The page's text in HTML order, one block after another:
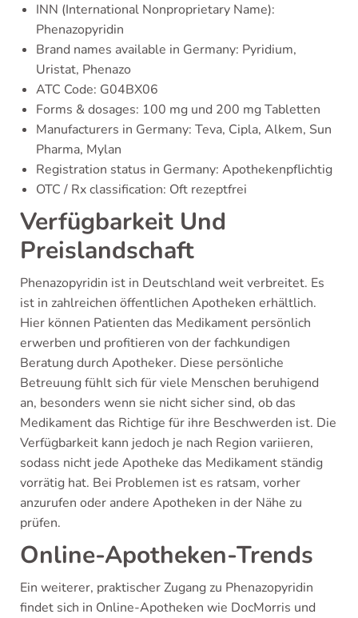
INN (International Nonproprietary Name):
Phenazopyridin
Brand names available in Germany: Pyridium,
Uristat, Phenazo
ATC Code: G04BX06
Forms & dosages: 100 mg und 200 mg Tabletten
Manufacturers in Germany: Teva, Cipla, Alkem, Sun
Pharma, Mylan
Registration status in Germany: Apothekenpflichtig
OTC / Rx classification: Oft rezeptfrei
Verfügbarkeit Und
Preislandschaft
Phenazopyridin ist in Deutschland weit verbreitet. Es
ist in zahlreichen öffentlichen Apotheken erhältlich.
Hier können Patienten das Medikament persönlich
erwerben und profitieren von der fachkundigen
Beratung durch Apotheker. Diese persönliche
Betreuung fühlt sich für viele Menschen beruhigend
an, besonders wenn sie nicht sicher sind, ob das
Medikament das Richtige für ihre Beschwerden ist. Die
Verfügbarkeit kann jedoch je nach Region variieren,
sodass nicht jede Apotheke das Medikament ständig
vorrätig hat. Bei Problemen ist es ratsam, vorher
anzurufen oder andere Apotheken in der Nähe zu
prüfen.
Online-Apotheken-Trends
Ein weiterer, praktischer Zugang zu Phenazopyridin
findet sich in Online-Apotheken wie DocMorris und